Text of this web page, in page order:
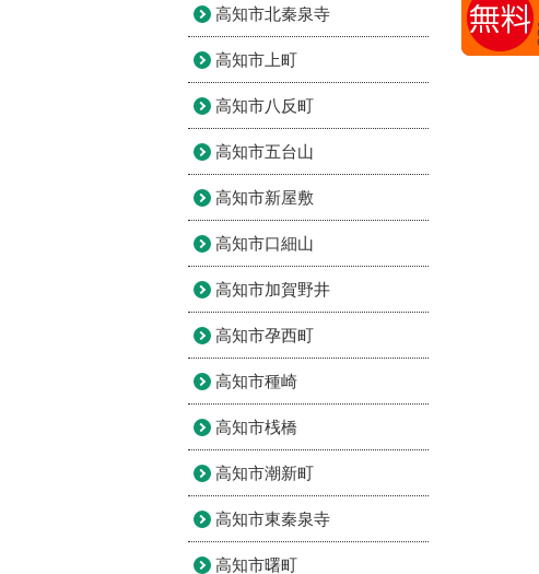
高知市北秦泉寺
高知市上町
高知市八反町
高知市五台山
高知市新屋敷
高知市口細山
高知市加賀野井
高知市孕西町
高知市種崎
高知市桟橋
高知市潮新町
高知市東秦泉寺
高知市曙町